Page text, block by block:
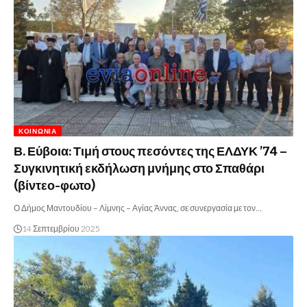
ΚΟΙΝΩΝΊΑ
Β. Εύβοια: Τιμή στους πεσόντες της ΕΛΔΥΚ ’74 –
Συγκινητική εκδήλωση μνήμης στο Σπαθάρι
(βίντεο-φωτο)
Ο Δήμος Μαντουδίου – Λίμνης – Αγίας Άννας, σε συνεργασία με τον…
14 Σεπτεμβρίου 2025